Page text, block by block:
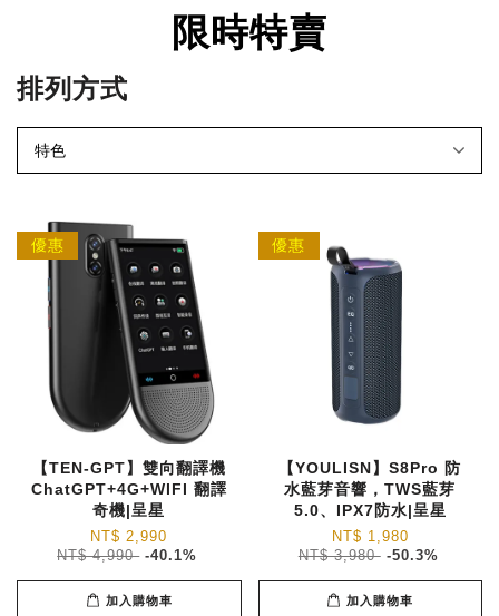
限時特賣
排列方式
優惠
【TEN-GPT】雙向翻譯機
ChatGPT+4G+WIFI 翻譯
奇機|呈星
NT$ 2,990
NT$ 4,990 -40.1%
加入購物車
優惠
【YOULISN】S8Pro 防
水藍芽音響，TWS藍芽
5.0、IPX7防水|呈星
NT$ 1,980
NT$ 3,980 -50.3%
加入購物車